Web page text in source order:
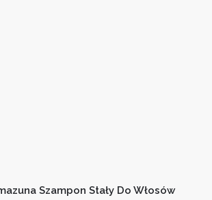
Szampon Stały Do Włosów